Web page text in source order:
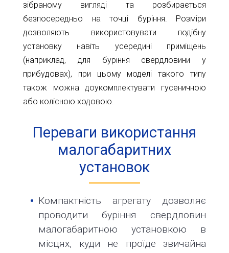
зібраному вигляді та розбирається
безпосередньо на точці буріння. Розміри
дозволяють використовувати подібну
установку навіть усередині приміщень
(наприклад, для буріння свердловини у
прибудовах), при цьому моделі такого типу
також можна доукомплектувати гусеничною
або колісною ходовою.
Переваги використання
малогабаритних
установок
Компактність агрегату дозволяє
проводити буріння свердловин
малогабаритною установкою в
місцях, куди не проїде звичайна